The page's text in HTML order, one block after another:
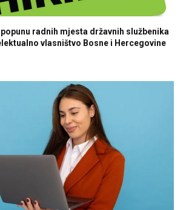
radnih mjesta državnih službenika
vlasništvo Bosne i Hercegovine